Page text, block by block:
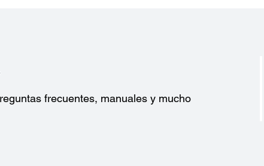
frecuentes, manuales y mucho